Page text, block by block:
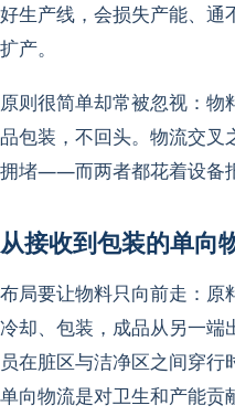
好生产线，会损失产能、通
扩产。
原则很简单却常被忽视：
品包装，不回头。物流交叉
拥堵——而两者都花着设备
从接收到包装的单向
布局要让物料只向前走：原
冷却、包装，成品从另一端
员在脏区与洁净区之间穿行
单向物流是对卫生和产能贡